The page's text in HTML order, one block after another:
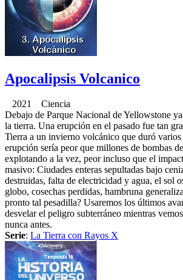
Apocalipsis Volcanico
2021 Ciencia
Debajo de Parque Nacional de Yellowstone
la tierra. Una erupción en el pasado fue tan
Tierra a un invierno volcánico que duró
erupción sería peor que millones de bombas
explotando a la vez, peor incluso que el
masivo: Ciudades enteras sepultadas bajo
destruidas, falta de electricidad y agua, el sol
globo, cosechas perdidas, hambruna
pronto tal pesadilla? Usaremos los últimos
desvelar el peligro subterráneo mientras
nunca antes.
Serie: La Tierra con Rayos X